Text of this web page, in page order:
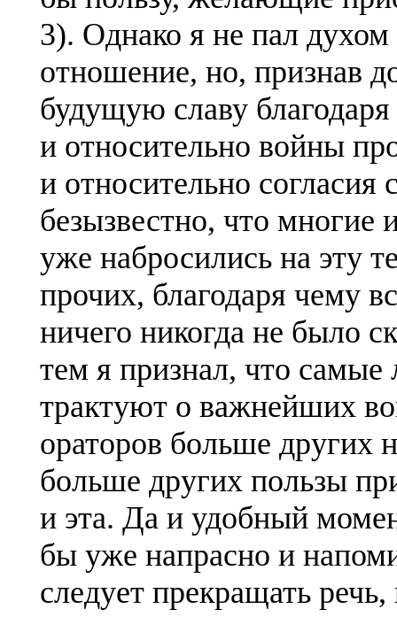
3). Однако я не пал духом
отношение, но, признав
будущую славу
и относительно войны
и относительно
безызвестно, что
уже набросились на эту
прочих, благодаря чему
ничего никогда не было
тем я признал, что самые
трактуют о важнейших
ораторов больше других
больше других пользы
и эта. Да и удобный
бы уже напрасно и
следует прекращать